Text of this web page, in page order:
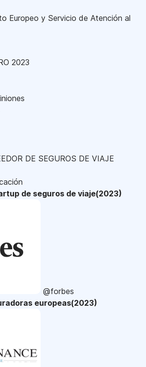
Europeo y Servicio de Atención al
2023
DE SEGUROS DE VIAJE
de seguros de viaje(2023)
@forbes
europeas(2023)